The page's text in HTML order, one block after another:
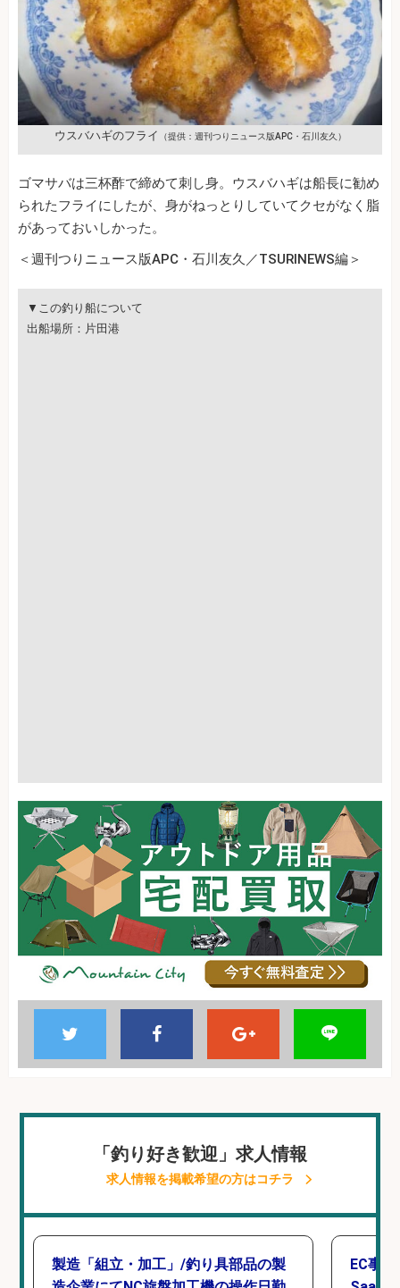
ウスバハギのフライ （提供：週刊つりニュース版APC・石川友久）
ゴマサバは三杯酢で締めて刺し身。ウスバハギは船長に勧め
られたフライにしたが、身がねっとりしていてクセがなく脂
があっておいしかった。
＜週刊つりニュース版APC・石川友久／TSURINEWS編＞
▼この釣り船について
出船場所：片田港
「釣り好き歓迎」求人情報
求人情報を掲載希望の方はコチラ
製造「組立・加工」/釣り具部品の製
EC事